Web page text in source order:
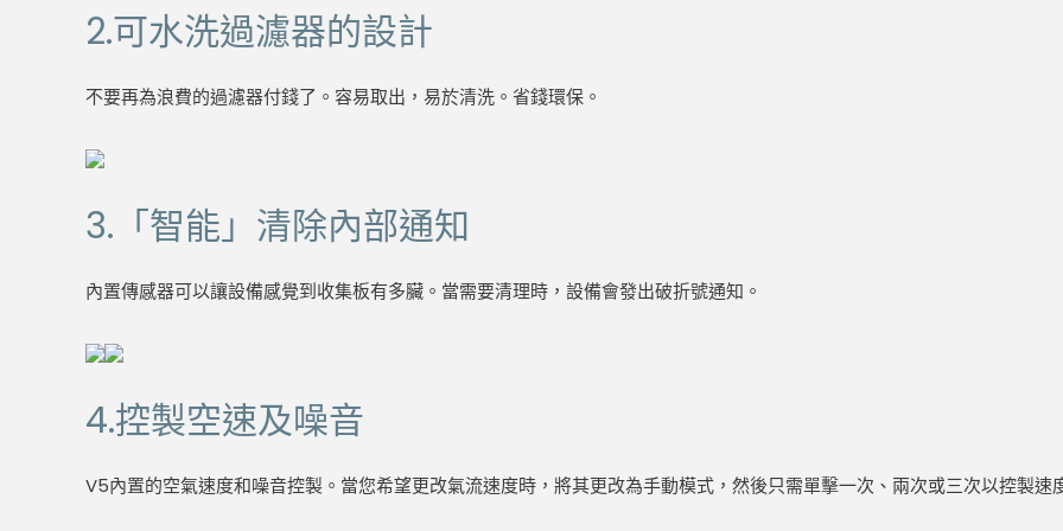
2.可水洗過濾器的設計
不要再為浪費的過濾器付錢了。容易取出，易於清洗。省錢環保。
3.「智能」清除內部通知
內置傳感器可以讓設備感覺到收集板有多臟。當需要清理時，設備會發出破折號通知。
4.控製空速及噪音
V5內置的空氣速度和噪音控製。當您希望更改氣流速度時，將其更改為手動模式，然後只需單擊一次、兩次或三次以控製速